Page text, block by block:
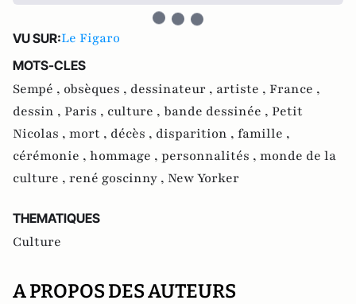
VU SUR:Le Figaro
MOTS-CLES
Sempé , obsèques , dessinateur , artiste , France ,
dessin , Paris , culture , bande dessinée , Petit
Nicolas , mort , décès , disparition , famille ,
cérémonie , hommage , personnalités , monde de la
culture , rené goscinny , New Yorker
THEMATIQUES
Culture
A PROPOS DES AUTEURS